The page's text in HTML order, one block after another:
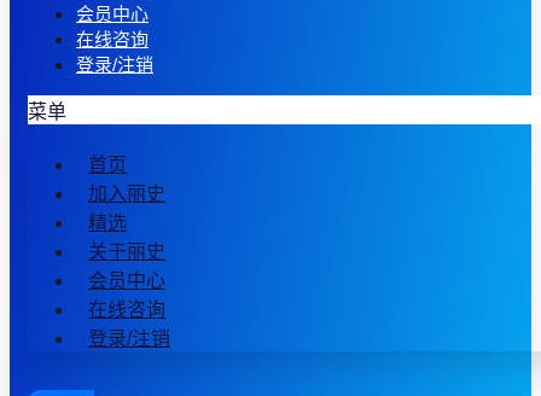
会员中心
在线咨询
登录/注销
菜单
首页
加入丽史
精选
关于丽史
会员中心
在线咨询
登录/注销